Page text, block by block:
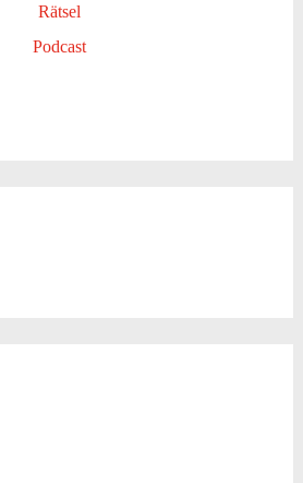
Rätsel
Podcast